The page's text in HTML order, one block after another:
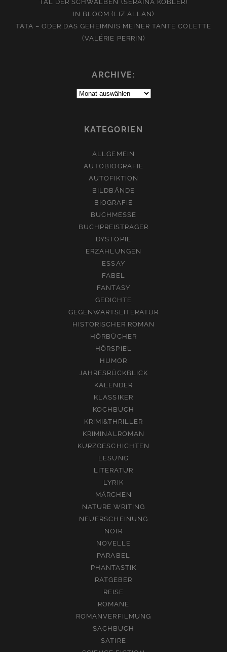
TAL DER SCHWALBEN (SERAINA KOBLER)
IN BLOOM (LIZ ALLAN)
TATA – ODER DAS GEHEIMNIS MEINER TANTE COLETTE
(VALÉRIE PERRIN)
ARCHIVE:
Archive:
KATEGORIEN
ALLGEMEIN
AUTOBIOGRAFIE
AUTOFIKTION
BILDBÄNDE
BIOGRAFIE
BUCHMESSE
BUCHPREISTRÄGER
DYSTOPIE
ERZÄHLUNGEN
ESSAY
FABEL
FANTASY
GEDICHTE
GEGENWARTSLITERATUR
HISTORISCHER ROMAN
HÖRBÜCHER
HÖRSPIEL
HUMOR
JAHRESRÜCKBLICK
KALENDER
KLASSIKER
KOCHBUCH
KRIMI&THRILLER
KRIMINALROMAN
KURZGESCHICHTEN
LESUNG
LITERATUR
LYRIK
MÄRCHEN
NATURE WRITING
NEUERSCHEINUNG
NOIR
NOVELLE
PARABEL
PHANTASTIK
RATGEBER
REISE
ROMANE
ROMANVERFILMUNG
SACHBUCH
SATIRE